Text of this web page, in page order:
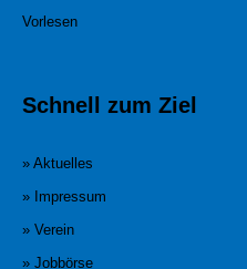
Vorlesen
Schnell zum Ziel
» Aktuelles
» Impressum
» Verein
» Jobbörse